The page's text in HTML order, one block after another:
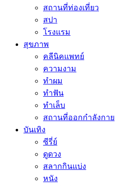
สถานที่ท่องเที่ยว
สปา
โรงแรม
สุขภาพ
คลีนิคแพทย์
ความงาม
ทำผม
ทำฟัน
ทำเล็บ
สถานที่ออกกำลังกาย
บันเทิง
ซีรี่ย์
ดูดวง
สลากกินแบ่ง
หนัง